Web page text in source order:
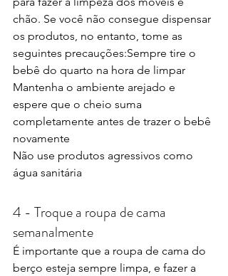
chão. Se você não consegue dispensar
os produtos, no entanto, tome as
seguintes precauções:Sempre tire o
bebê do quarto na hora de limpar
Mantenha o ambiente arejado e
espere que o cheio suma
completamente antes de trazer o bebê
novamente
Não use produtos agressivos como
água sanitária
4 - Troque a roupa de cama
semanalmente
É importante que a roupa de cama do
berço esteja sempre limpa, e fazer a